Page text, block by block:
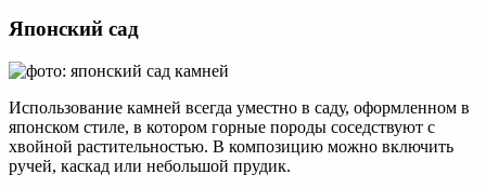
Японский сад
Использование камней всегда уместно в саду, оформленном в
японском стиле, в котором горные породы соседствуют с
хвойной растительностью. В композицию можно включить
ручей, каскад или небольшой прудик.